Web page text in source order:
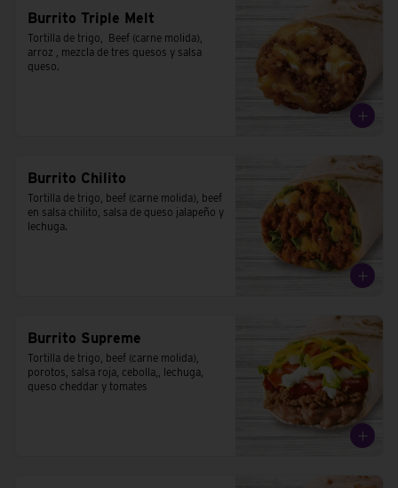
Burrito Triple Melt
Tortilla de trigo,  Beef (carne molida),
arroz , mezcla de tres quesos y salsa
queso.
Burrito Chilito
Tortilla de trigo, beef (carne molida), beef
en salsa chilito, salsa de queso jalapeño y
lechuga.
Burrito Supreme
Tortilla de trigo, beef (carne molida),
porotos, salsa roja, cebolla,, lechuga,
queso cheddar y tomates